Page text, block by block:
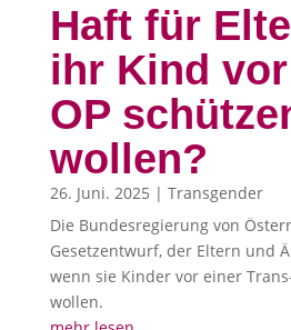
Haft für
ihr Kind
OP
wollen?
26. Juni. 2025 | Transgender
Die Bundesregierung von
Gesetzentwurf, der Eltern und
wenn sie Kinder vor einer
wollen.